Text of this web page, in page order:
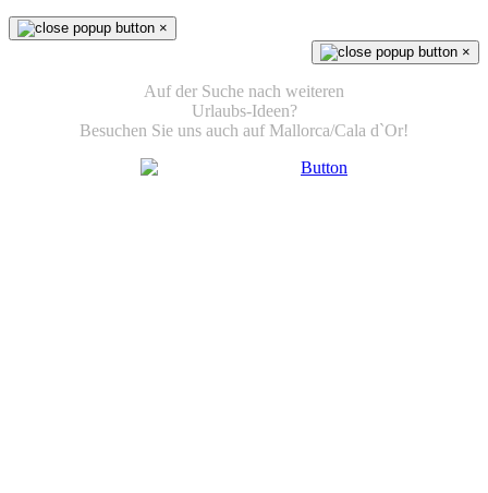
×
×
Auf der Suche nach weiteren
Urlaubs-Ideen?
Besuchen Sie uns auch auf Mallorca/Cala d`Or!